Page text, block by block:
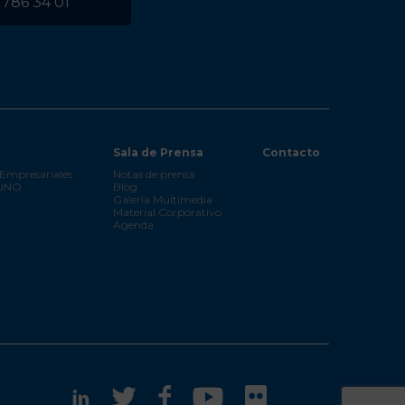
Sala de Prensa
Notas de prensa
Blog
Galería Multimedia
Material Corporativo
Agenda
Contacto